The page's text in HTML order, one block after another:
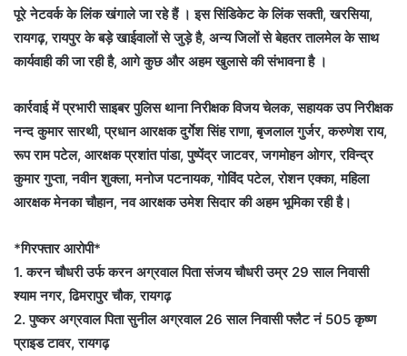
पूरे नेटवर्क के लिंक खंगाले जा रहे हैं । इस सिंडिकेट के लिंक सक्ती, खरसिया,
रायगढ़, रायपुर के बड़े खाईवालों से जुड़े है, अन्य जिलों से बेहतर तालमेल के साथ
कार्यवाही की जा रही है, आगे कुछ और अहम खुलासे की संभावना है ।
कार्रवाई में प्रभारी साइबर पुलिस थाना निरीक्षक विजय चेलक, सहायक उप निरीक्षक
नन्द कुमार सारथी, प्रधान आरक्षक दुर्गेश सिंह राणा, बृजलाल गुर्जर, करुणेश राय,
रूप राम पटेल, आरक्षक प्रशांत पांडा, पुष्पेंद्र जाटवर, जगमोहन ओगर, रविन्द्र
कुमार गुप्ता, नवीन शुक्ला, मनोज पटनायक, गोविंद पटेल, रोशन एक्का, महिला
आरक्षक मेनका चौहान, नव आरक्षक उमेश सिदार की अहम भूमिका रही है।
*गिरफ्तार आरोपी*
1. करन चौधरी उर्फ करन अग्रवाल पिता संजय चौधरी उम्र 29 साल निवासी
श्याम नगर, ढिमरापुर चौक, रायगढ़
2. पुष्कर अग्रवाल पिता सुनील अग्रवाल 26 साल निवासी फ्लैट नं 505 कृष्ण
प्राइड टावर, रायगढ़